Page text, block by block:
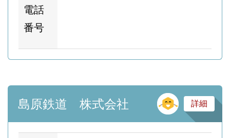
電話
番号
島原鉄道 株式会社 そ
詳細